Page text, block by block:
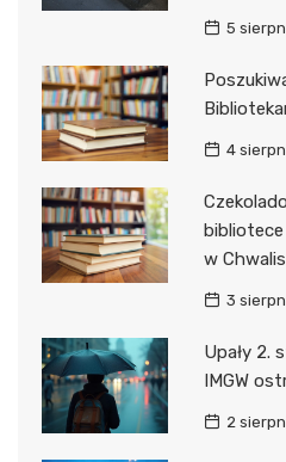
5
4
w
3
Upały 2.
IMGW
2